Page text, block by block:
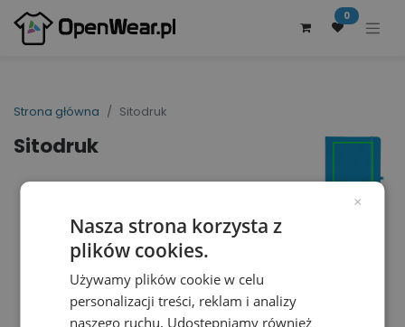
0
Strona główna Sitodruk
Sitodruk
×
Nasza strona korzysta z
plików cookies.
Używamy plików cookie w celu
personalizacji treści, reklam i analizy
naszego ruchu. Udostępniamy również